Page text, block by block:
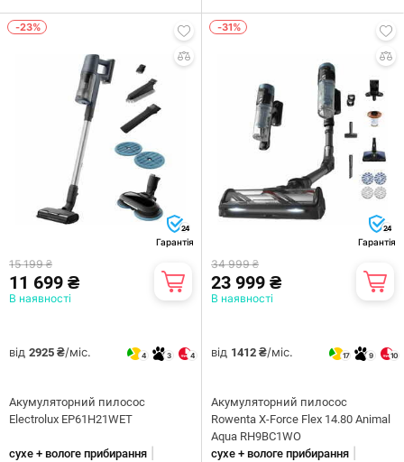
-23%
24
Гарантія
15 199 ₴
11 699 ₴
В наявності
від 2925 ₴/міс. 4 3 4
Акумуляторний пилосос
Electrolux EP61H21WET
сухе + вологе прибирання
-31%
24
Гарантія
34 999 ₴
23 999 ₴
В наявності
від 1412 ₴/міс. 17 9 10
Акумуляторний пилосос
Rowenta X-Force Flex 14.80 Animal
Aqua RH9BC1WO
сухе + вологе прибирання